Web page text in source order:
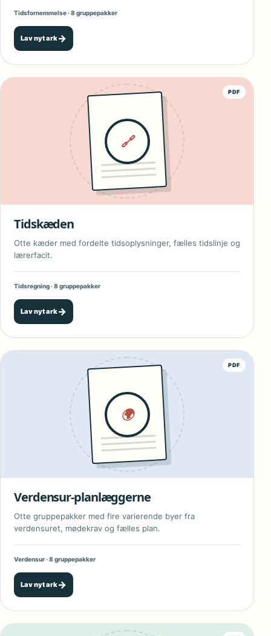
Tidsfornemmelse · 8 gruppepakker
Lav nyt ark→
PDF
🔗
Tidskæden
Otte kæder med fordelte tidsoplysninger, fælles tidslinje og
lærerfacit.
Tidsregning · 8 gruppepakker
Lav nyt ark→
PDF
🌍
Verdensur-planlæggerne
Otte gruppepakker med fire varierende byer fra
verdensuret, mødekrav og fælles plan.
Verdensur · 8 gruppepakker
Lav nyt ark→